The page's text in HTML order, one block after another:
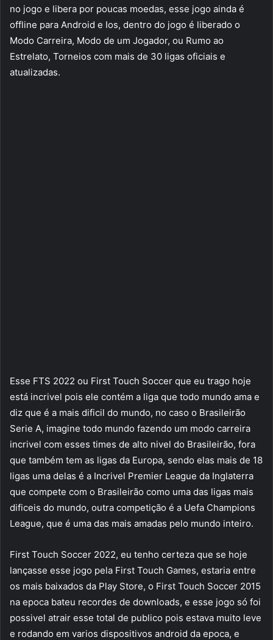
no jogo e libera por poucas moedas, esse jogo ainda é
offline para Android e Ios, dentro do jogo é liberado o
Modo Carreira, Modo de um Jogador, ou Rumo ao
Estrelato, Torneios com mais de 30 ligas oficiais e
atualizadas.
Esse FTS 2022 ou First Touch Soccer que eu trago hoje
está incrivel pois ele contém a liga que todo mundo ama e
diz que é a mais dificil do mundo, no caso o Brasileirão
Serie A, imagine todo mundo fazendo um modo carreira
incrivel com esses times de alto nivel do Brasileirão, fora
que também tem as ligas da Europa, sendo elas mais de 18
ligas uma delas é a Incrivel Premier League da Inglaterra
que compete com o Brasileirão como uma das ligas mais
dificeis do mundo, outra competição é a Uefa Champions
League, que é uma das mais amadas pelo mundo inteiro.
First Touch Soccer 2022, eu tenho certeza que se hoje
lançasse esse jogo pela First Touch Games, estaria entre
os mais baixados da Play Store, o First Touch Soccer 2015
na epoca bateu recordes de downloads, e esse jogo só foi
possivel atrair esse total de publico pois estava muito leve
e rodando em varios dispositivos android da epoca, e